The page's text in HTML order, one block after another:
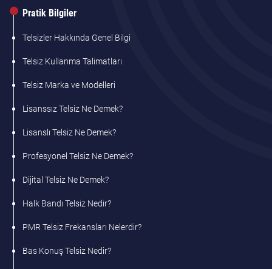
Pratik Bilgiler
Telsizler Hakkında Genel Bilgi
Telsiz Kullanma Talimatları
Telsiz Marka ve Modelleri
Lisanssız Telsiz Ne Demek?
Lisanslı Telsiz Ne Demek?
Profesyonel Telsiz Ne Demek?
Dijital Telsiz Ne Demek?
Halk Bandı Telsiz Nedir?
PMR Telsiz Frekansları Nelerdir?
Bas Konuş Telsiz Nedir?